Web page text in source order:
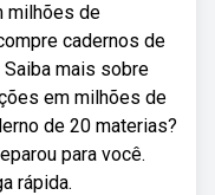
milhões de
cadernos de
mais sobre
em milhões de
de 20 materias?
para você.
rápida.